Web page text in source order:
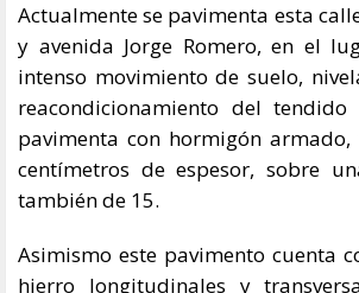
Actualmente se pavimenta esta
y avenida Jorge Romero, en el
intenso movimiento de suelo,
reacondicionamiento del tendido
pavimenta con hormigón
centímetros de espesor, sobre
también de 15.
Asimismo este pavimento cuenta
hierro longitudinales y